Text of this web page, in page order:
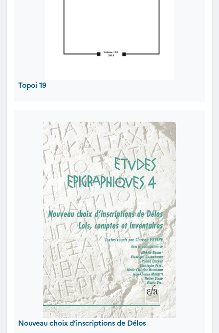
Topoi 19
Nouveau choix d’inscriptions de Délos